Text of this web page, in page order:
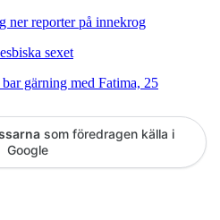
ner reporter på innekrog
sexet
gärning med Fatima, 25
som föredragen källa i
Google